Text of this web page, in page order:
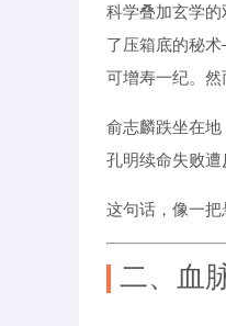
科学叠加玄学
了压箱底的秘
可增寿一纪。然
俞志麟跌坐在地
孔明续命失败
这句话，像一把
二、血